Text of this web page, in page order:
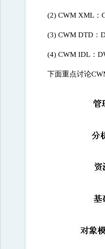
(2) CWM XML：
(3) CWM DTD：
(4) CWM IDL：
下面重点讨论